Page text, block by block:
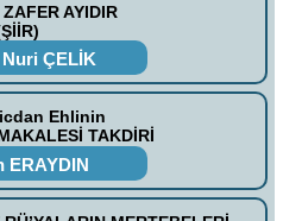
AYIDIR
ÇELİK
Ehlinin
TAKDİRİ
ERAYDIN